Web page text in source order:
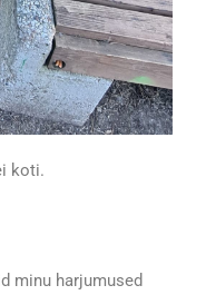
koti.
minu harjumused